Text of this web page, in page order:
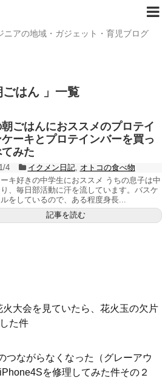
ニアの地域・ガジェット・育児ブログ
ごはん 」一覧
ごはんにおススメのプロテイ
ーキとプロテインバーを買っ
みた
4 イクメン日記, オトコの食べ物
キ好きの中学生におススメ うちの息子は中
、毎日部活動に汗を流しています。バスケ
をしているので、ある程度身長...
記事を読む
火大会を見ていたら、花火玉の欠片
た件
つながらなくなった（グレーアウ
を修理してみた件その２